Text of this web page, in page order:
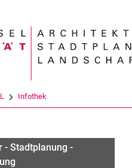
Suchbegriff
Infothek
- Stadtplanung -